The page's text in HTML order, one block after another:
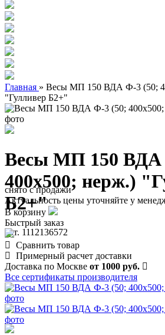
Главная » Весы МП 150 ВДА Ф-3 (50;
"Гулливер Б2+"
Весы МП 150 ВДА
400х500; нерж.)
Б2+"
арт. 1112136572
снято с продажи
Актуальность цены уточняйте у
В корзину
Быстрый заказ
Сравнить товар
Примерный расчет доставки
Доставка по Москве от 1000 руб.
Все сертификаты производителя